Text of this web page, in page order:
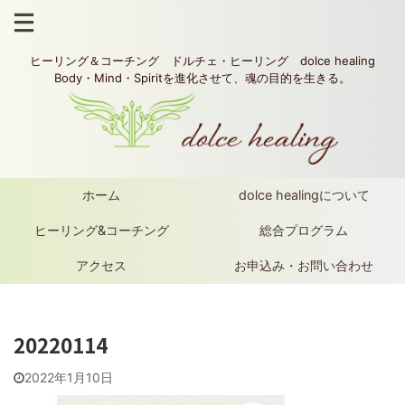
ヒーリング＆コーチング ドルチェ・ヒーリング dolce healing
Body・Mind・Spiritを進化させて、魂の目的を生きる。
ホーム dolce healingについて
ヒーリング&コーチング 総合プログラム
アクセス お申込み・お問い合わせ
20220114
2022年1月10日